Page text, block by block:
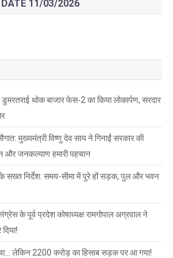
DATE 11/03/2026
थोक बाजार फेस-2 का किया लोकार्पण, सरदार
मुख्यमंत्री विष्णु देव साय ने गिनाईं सरकार की
और जनकल्याण हमारी पहचान
सख्त निर्देश: समय-सीमा में पूरे हों सड़क, पुल और भवन
के पूर्व प्रदेश कोषाध्यक्ष रामगोपाल अग्रवाल ने
लेकिन 2200 करोड़ का हिसाब सड़क पर आ गया!